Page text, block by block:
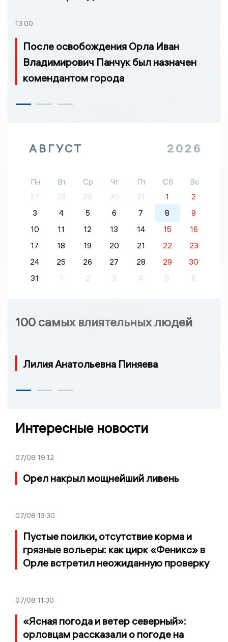
13:00
После освобождения Орла Иван
Владимирович Панчук был назначен
комендантом города
АВГУСТ 2026
Пн Вт Ср Чт Пт Сб
Вс
27
28 29 30 31 1
2
3
4 5 6 7 8
9
10
11 12 13 14 15
16
17
18 19 20 21 22
23
24
25 26 27 28 29
30
31
1 2 3 4 5 6
100 самых влиятельных людей
Лилия Анатольевна Пиняева
Интересные новости
07/08 19:12
Орел накрыл мощнейший ливень
07/08 13:30
Пустые поилки, отсутствие корма и
грязные вольеры: как цирк «Феникс» в
Орле встретил неожиданную проверку
07/08 11:30
«Ясная погода и ветер северный»:
орловцам рассказали о погоде на